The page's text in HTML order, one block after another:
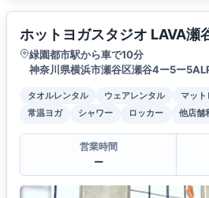
ホットヨガスタジオ LAVA瀬
緑園都市駅から車で10分
神奈川県横浜市瀬谷区瀬谷4ー5ー
タオルレンタル ウェアレンタル マット
常温ヨガ
シャワー ロッカー 他店舗
営業時間
ー